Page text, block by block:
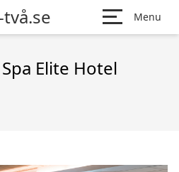
Menu
Elite Hotel